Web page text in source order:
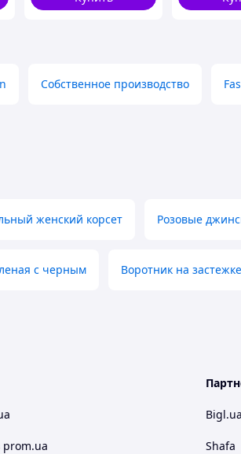
Собственное производство
женский корсет Розовые
с черным Воротник на застежке
prom.ua
Bigl.ua
Shafa